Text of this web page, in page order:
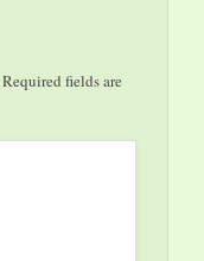
Required fields are